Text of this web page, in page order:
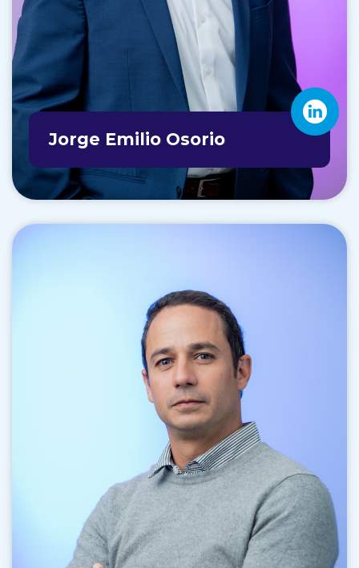
Jorge Emilio Osorio